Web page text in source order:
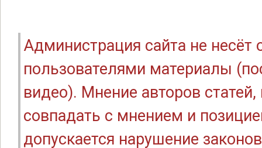
Администрация сайта не
пользователями материалы
видео). Мнение авторов
совпадать с мнением и
допускается нарушение